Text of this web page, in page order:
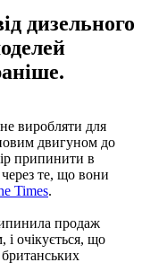
дизельного
виробляти для
двигуном до
припинити в
те, що вони
Times.
продаж
і очікується, що
британських